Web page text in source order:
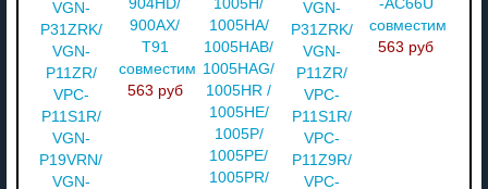
VGN-
P31ZRK/
VGN-
P11ZR/
VPC-
P11S1R/
VGN-
P19VRN/
VGN-
904HD/
900AX/
T91
совместимый
563 руб
1005H/
1005HA/
1005HAB/
1005HAG/
1005HR /
1005HE/
1005P/
1005PE/
1005PR/
VGN-
P31ZRK/
VGN-
P11ZR/
VPC-
P11S1R/
VPC-
P11Z9R/
VPC-
-AC66U
совместимый
563 руб